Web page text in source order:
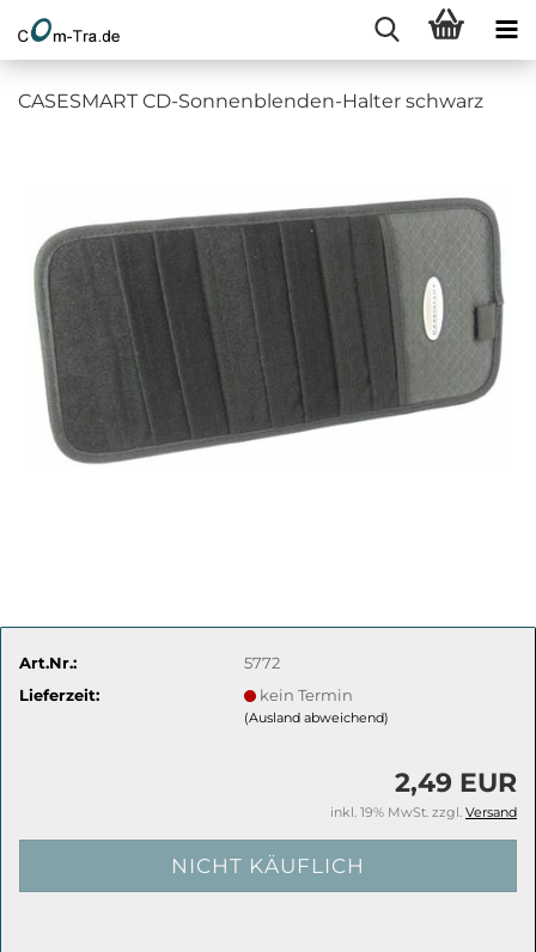
CASESMART CD-Sonnenblenden-Halter schwarz
Art.Nr.:
5772
Lieferzeit:
kein Termin
(Ausland abweichend)
2,49 EUR
inkl. 19% MwSt. zzgl. Versand